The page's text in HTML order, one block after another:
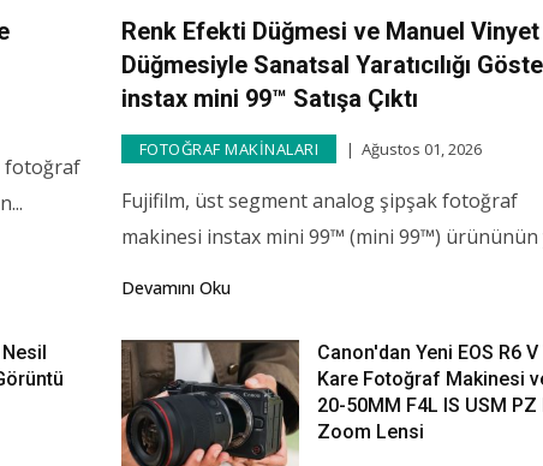
fotoğraf
Renk Efekti Düğmesi ve Manuel Vinyet
Düğmesiyle Sanatsal Yaratıcılığı
instax mini 99™ Satışa Çıktı
FOTOĞRAF MAKINALARI Ağustos 01, 2026
Fujifilm, üst segment analog şipşak fotoğraf
makinesi instax mini 99™ (mini 99™) ürününün
Devamını Oku
Canon'dan Yeni EOS R6 V
Kare Fotoğraf Makinesi
20-50MM F4L IS USM
Zoom Lensi
Doğa, kırsal manzara
fotoğrafçılığın en
alanlarındandır.
Diyafram Açıklığına
12-24mm G Master™
Temmuz 08, 2020
GM (model SEL1224GM)
diyafram açıklığına sahip
Devamını Oku